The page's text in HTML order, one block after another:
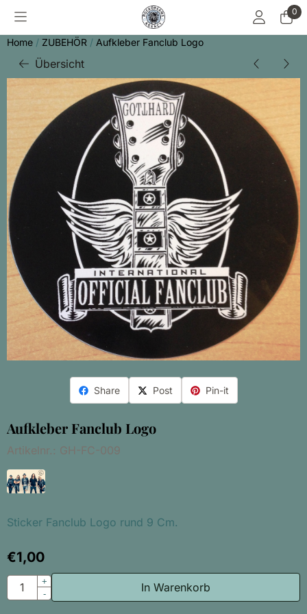
Cookie-Einstellungen sind derzeit geschlossen. 0
Home / ZUBEHÖR / Aufkleber Fanclub Logo
Übersicht
Share Post Pin-it
Aufkleber Fanclub Logo
Artikelnr.: GH-FC-009
Sticker Fanclub Logo rund 9 Cm.
€1,00
Anzahl
+
-
In Warenkorb